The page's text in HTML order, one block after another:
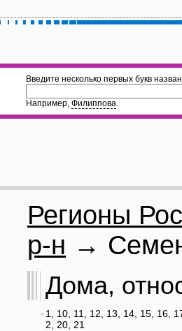
Введите несколько первых букв
Например, Филиппова.
Регионы
р-н →
Дома,
1, 10, 11, 12, 13, 14, 15, 16,
2, 20, 21